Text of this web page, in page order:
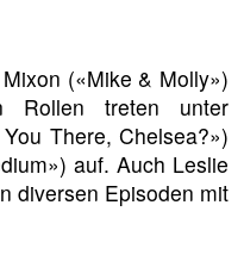
(«Mike & Molly»)
Rollen treten unter
There, Chelsea?»)
auf. Auch Leslie
diversen Episoden mit